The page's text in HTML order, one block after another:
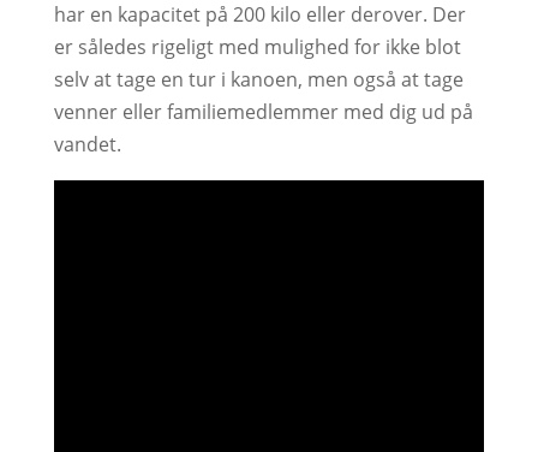
har en kapacitet på 200 kilo eller derover. Der
er således rigeligt med mulighed for ikke blot
selv at tage en tur i kanoen, men også at tage
venner eller familiemedlemmer med dig ud på
vandet.